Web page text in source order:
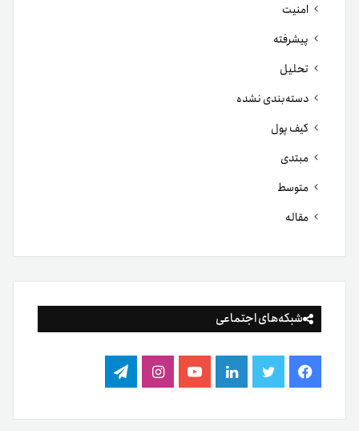
امنیت
پیشرفته
تحلیل
دسته‌بندی نشده
کیف پول
مبتدی
متوسط
مقاله
شبکه‌های اجتماعی
فیس
بوک
توییتر لینکدینیوتیوباینستاگرام
تلگرام